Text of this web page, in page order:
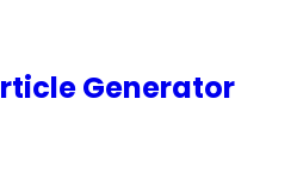
Generator